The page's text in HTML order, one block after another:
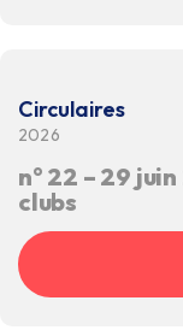
Circulaires
2026
n° 22 – 29
clubs